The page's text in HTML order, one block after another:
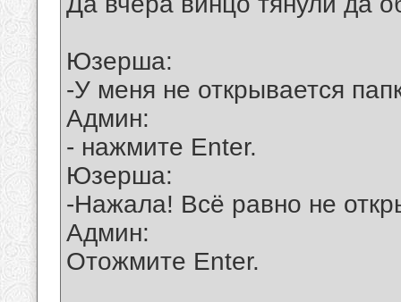
Юзерша:
-У меня не открывается
Админ:
- нажмите Enter.
Юзерша:
-Нажала! Всё равно не
Админ:
Отожмите Enter.